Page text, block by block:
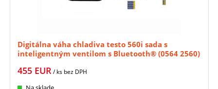
Digitálna váha chladiva testo 560i sada s
inteligentným ventilom s Bluetooth® (0564 2560)
455 EUR/ ks bez DPH